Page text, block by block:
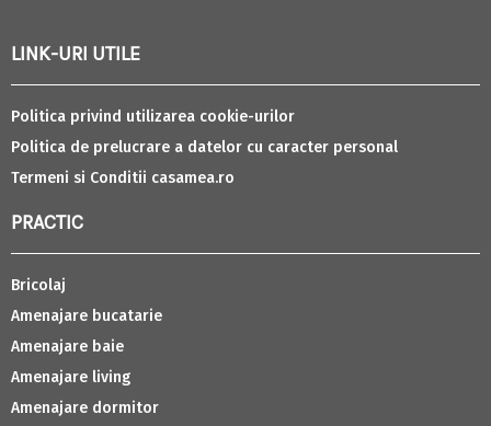
LINK-URI UTILE
Politica privind utilizarea cookie-urilor
Politica de prelucrare a datelor cu caracter personal
Termeni si Conditii casamea.ro
PRACTIC
Bricolaj
Amenajare bucatarie
Amenajare baie
Amenajare living
Amenajare dormitor